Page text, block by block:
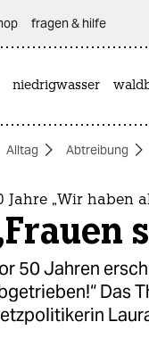
fragen & hilfe
niedrigwasser
Alltag Abtreibung
Jahre „Wir haben
50 Jahren
Das